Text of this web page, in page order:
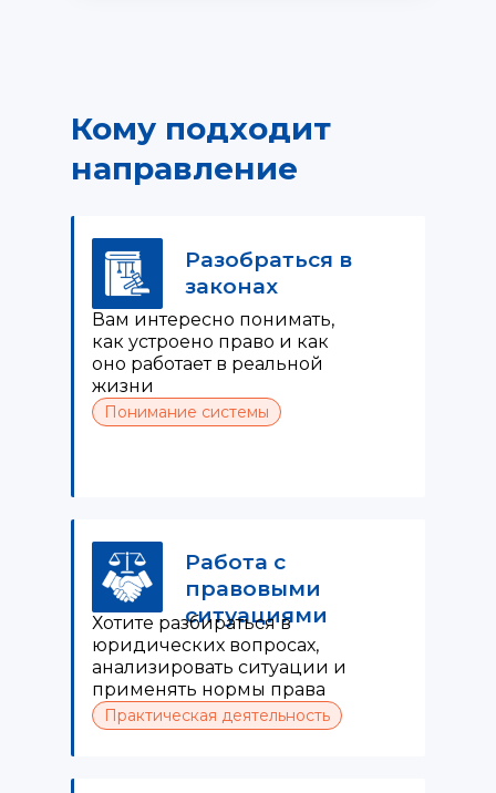
Кому подходит
направление
Разобраться в
законах
Вам интересно понимать,
как устроено право и как
оно работает в реальной
жизни
Понимание системы
Работа с
правовыми
ситуациями
Хотите разбираться в
юридических вопросах,
анализировать ситуации и
применять нормы права
Практическая деятельность